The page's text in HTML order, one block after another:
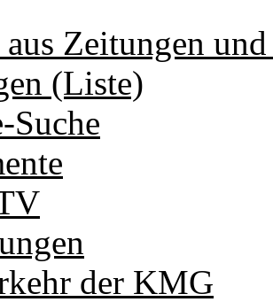
Zeitungen
(Liste)
Suche
der KMG